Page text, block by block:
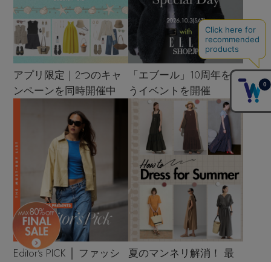
アプリ限定｜2つのキャ
ンペーンを同時開催中
「エブール」10周年を祝
うイベントを開催
Editor’s PICK │ ファッシ
夏のマンネリ解消！ 最